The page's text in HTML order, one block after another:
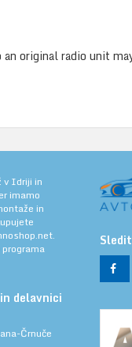
original radio unit
v Idriji in
imamo
in
delavnici
Črnuče